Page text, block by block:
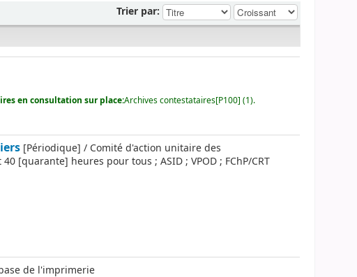
Trier par:
en consultation sur place:Archives contestataires[P100] (1).
[Périodique] / Comité d'action unitaire des
[quarante] heures pour tous ; ASID ; VPOD ; FChP/CRT
de l'imprimerie